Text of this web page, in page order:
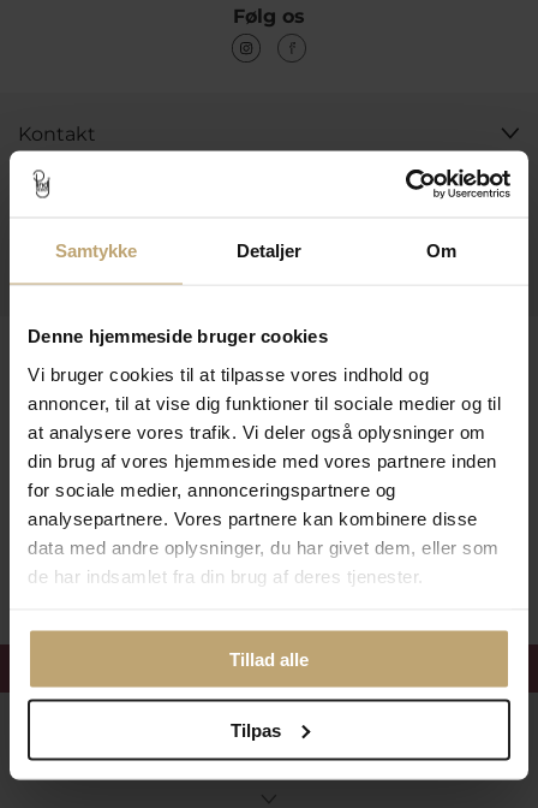
Samtykke Detaljer Om
Denne hjemmeside bruger cookies
Vi bruger cookies til at tilpasse vores indhold og
annoncer, til at vise dig funktioner til sociale medier og til
at analysere vores trafik. Vi deler også oplysninger om
din brug af vores hjemmeside med vores partnere inden
for sociale medier, annonceringspartnere og
analysepartnere. Vores partnere kan kombinere disse
data med andre oplysninger, du har givet dem, eller som
de har indsamlet fra din brug af deres tjenester.
Tillad alle
Tilpas
Følg os
Kontakt
Åbningstider I Butikken
Leveringsmuligheder
Betalingsmuligheder
Sikker Og Tryg E-Handel
velkomstrabat
Følg med i vores nyhedsbrev
Læs mere her